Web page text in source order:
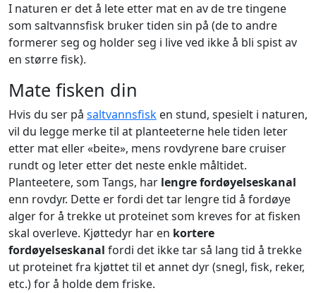
I naturen er det å lete etter mat en av de tre tingene
som saltvannsfisk bruker tiden sin på (de to andre
formerer seg og holder seg i live ved ikke å bli spist av
en større fisk).
Mate fisken din
Hvis du ser på saltvannsfisk en stund, spesielt i naturen,
vil du legge merke til at planteeterne hele tiden leter
etter mat eller «beite», mens rovdyrene bare cruiser
rundt og leter etter det neste enkle måltidet.
Planteetere, som Tangs, har lengre fordøyelseskanal
enn rovdyr. Dette er fordi det tar lengre tid å fordøye
alger for å trekke ut proteinet som kreves for at fisken
skal overleve. Kjøttedyr har en kortere
fordøyelseskanal fordi det ikke tar så lang tid å trekke
ut proteinet fra kjøttet til et annet dyr (snegl, fisk, reker,
etc.) for å holde dem friske.